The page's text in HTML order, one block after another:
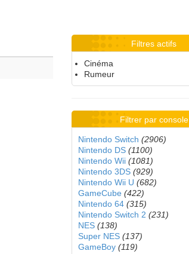
Filtres actifs
Cinéma
Rumeur
Filtrer par console
Nintendo Switch (2906)
Nintendo DS (1100)
Nintendo Wii (1081)
Nintendo 3DS (929)
Nintendo Wii U (682)
GameCube (422)
Nintendo 64 (315)
Nintendo Switch 2 (231)
NES (138)
Super NES (137)
GameBoy (119)